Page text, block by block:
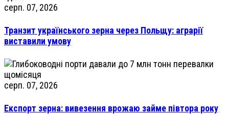
серп. 07, 2026
Транзит українського зерна через Польщу: аграрії
виставили умову
серп. 07, 2026
Експорт зерна: вивезення врожаю займе півтора року